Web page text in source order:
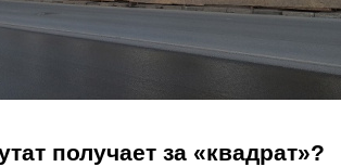
получает за «квадрат»?